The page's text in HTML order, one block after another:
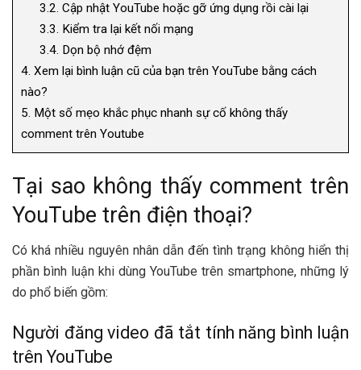
3.2. Cập nhật YouTube hoặc gỡ ứng dụng rồi cài lại
3.3. Kiểm tra lại kết nối mạng
3.4. Dọn bộ nhớ đệm
4. Xem lại bình luận cũ của bạn trên YouTube bằng cách
nào?
5. Một số mẹo khắc phục nhanh sự cố không thấy
comment trên Youtube
Tại sao không thấy comment trên
YouTube trên điện thoại?
Có khá nhiều nguyên nhân dẫn đến tình trạng không hiển thị
phần bình luận khi dùng YouTube trên smartphone, những lý
do phổ biến gồm:
Người đăng video đã tắt tính năng bình luận
trên YouTube